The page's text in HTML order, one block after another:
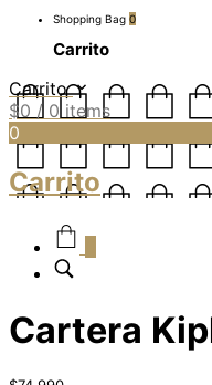
Shopping Bag 0
Carrito
Carrito
$0 / 0 items
0
Carrito
Cartera